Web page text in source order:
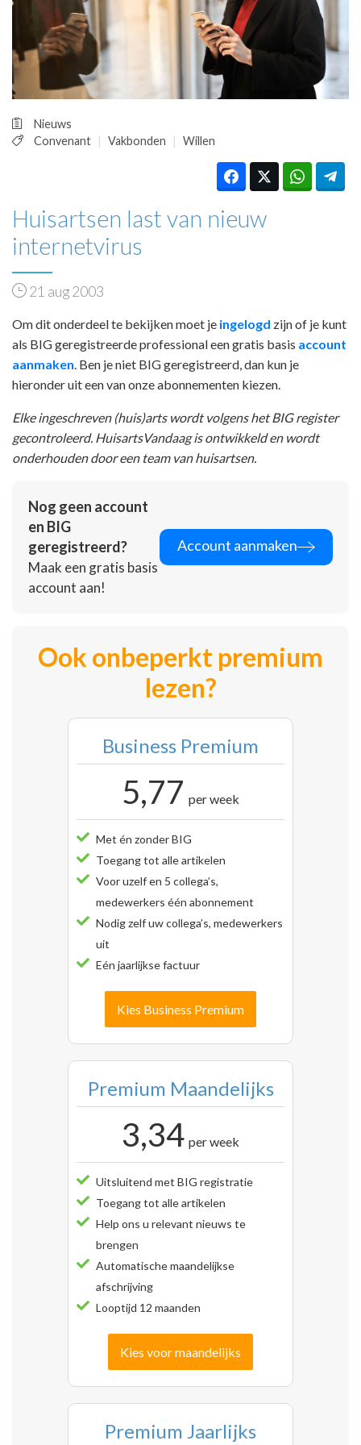
PRAKTIJKZAKEN
TARIEVEN
VPHUISARTSEN
MEDISCHE VAKHANDEL
REGISTRATIE
Nieuws
Convenant
Vakbonden Willen
Huisartsen last van nieuw
internetvirus
21 aug 2003
Om dit onderdeel te bekijken moet je ingelogd zijn of je kunt
als BIG geregistreerde professional een gratis basis account
aanmaken . Ben je niet BIG geregistreerd, dan kun je
hieronder uit een van onze abonnementen kiezen.
Elke ingeschreven (huis)arts wordt volgens het BIG register
gecontroleerd. HuisartsVandaag is ontwikkeld en wordt
onderhouden door een team van huisartsen.
Nog geen account
en BIG
geregistreerd?
Maak een gratis basis
account aan!
Account aanmaken
Ook onbeperkt premium
lezen?
Business Premium
5,77 per week
Met én zonder BIG
Toegang tot alle artikelen
Voor uzelf en 5 collega’s,
medewerkers één abonnement
Nodig zelf uw collega’s, medewerkers
uit
Eén jaarlijkse factuur
Kies Business Premium
Premium Maandelijks
3,34 per week
Uitsluitend met BIG registratie
Toegang tot alle artikelen
Help ons u relevant nieuws te
brengen
Automatische maandelijkse
afschrijving
Looptijd 12 maanden
Kies voor maandelijks
Premium Jaarlijks